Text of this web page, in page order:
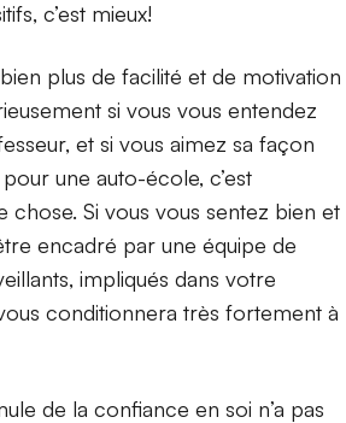
c’est mieux!
plus de facilité et de motivation
si vous vous entendez
et si vous aimez sa façon
une auto-école, c’est
chose. Si vous vous sentez bien et
encadré par une équipe de
impliqués dans votre
conditionnera très fortement à
de la confiance en soi n’a pas